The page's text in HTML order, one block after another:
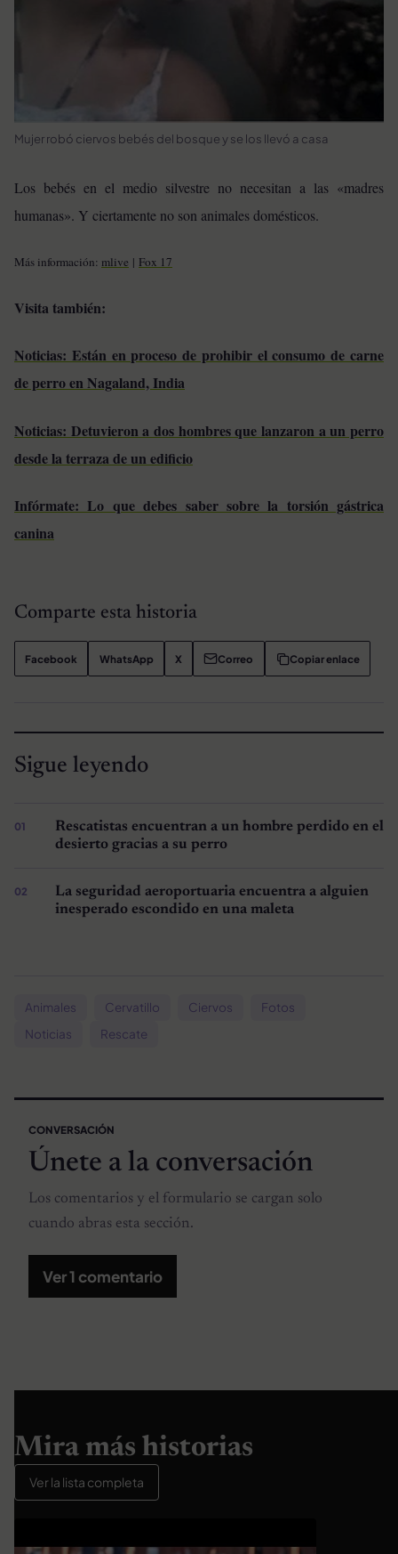
Mujer robó ciervos bebés del bosque y se los llevó a casa
Los bebés en el medio silvestre no necesitan a las «madres
humanas». Y ciertamente no son animales domésticos.
Más información: mlive | Fox 17
Visita también:
Noticias: Están en proceso de prohibir el consumo de carne
de perro en Nagaland, India
Noticias: Detuvieron a dos hombres que lanzaron a un perro
desde la terraza de un edificio
Infórmate: Lo que debes saber sobre la torsión gástrica
canina
Comparte esta historia
Facebook WhatsApp X Correo Copiar enlace
Sigue leyendo
Rescatistas encuentran a un hombre perdido en el
desierto gracias a su perro
La seguridad aeroportuaria encuentra a alguien
inesperado escondido en una maleta
Animales Cervatillo Ciervos
Fotos
Noticias
Rescate
CONVERSACIÓN
Únete a la conversación
Los comentarios y el formulario se cargan solo
cuando abras esta sección.
Ver 1 comentario
Mira más historias
Ver la lista completa